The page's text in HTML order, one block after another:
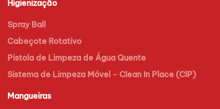
Higienização
Spray Ball
Cabeçote Rotativo
Pistola de Limpeza de Água Quente
Sistema de Limpeza Móvel - Clean In Place (CIP)
Mangueiras